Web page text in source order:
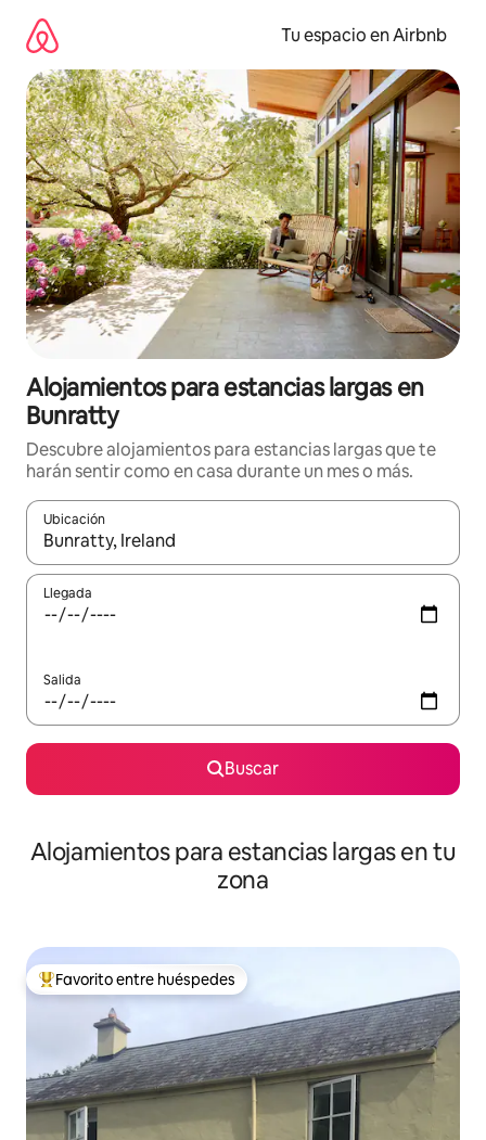
contenido
Tu espacio en Airbnb
Alojamientos para estancias largas en
Bunratty
Descubre alojamientos para estancias largas que te
harán sentir como en casa durante un mes o más.
Ubicación
Cuando los resultados estén disponibles, podrás navegar
Llegada
Salida
Buscar
Alojamientos para estancias largas en tu
zona
De los mejores en Favorito entre huéspedes
Favorito entre huéspedes